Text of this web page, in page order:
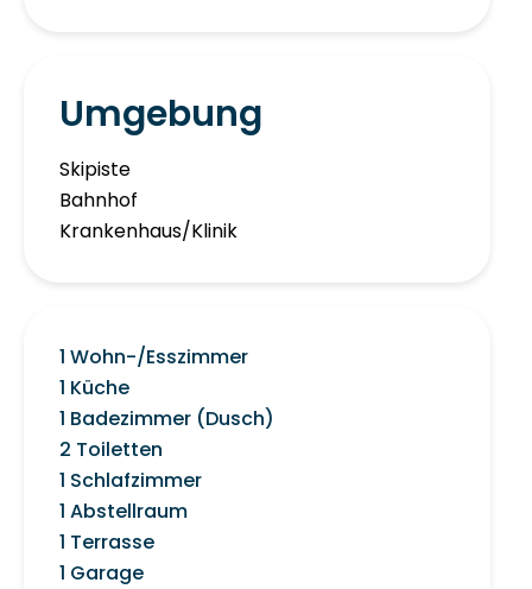
Umgebung
Skipiste
Bahnhof
Krankenhaus/Klinik
1 Wohn-/Esszimmer
1 Küche
1 Badezimmer (Dusch)
2 Toiletten
1 Schlafzimmer
1 Abstellraum
1 Terrasse
1 Garage